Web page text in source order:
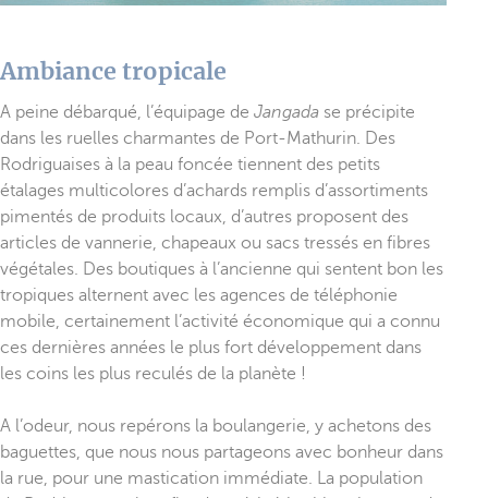
Ambiance tropicale
A peine débarqué, l’équipage de Jangada se précipite
dans les ruelles charmantes de Port-Mathurin. Des
Rodriguaises à la peau foncée tiennent des petits
étalages multicolores d’achards remplis d’assortiments
pimentés de produits locaux, d’autres proposent des
articles de vannerie, chapeaux ou sacs tressés en fibres
végétales. Des boutiques à l’ancienne qui sentent bon les
tropiques alternent avec les agences de téléphonie
mobile, certainement l’activité économique qui a connu
ces dernières années le plus fort développement dans
les coins les plus reculés de la planète !
A l’odeur, nous repérons la boulangerie, y achetons des
baguettes, que nous nous partageons avec bonheur dans
la rue, pour une mastication immédiate. La population